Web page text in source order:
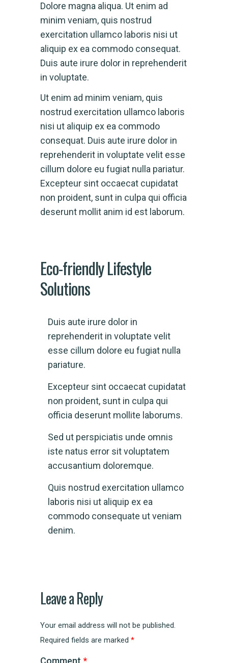
Dolore magna aliqua. Ut enim ad
minim veniam, quis nostrud
exercitation ullamco laboris nisi ut
aliquip ex ea commodo consequat.
Duis aute irure dolor in reprehenderit
in voluptate.
Ut enim ad minim veniam, quis
nostrud exercitation ullamco laboris
nisi ut aliquip ex ea commodo
consequat. Duis aute irure dolor in
reprehenderit in voluptate velit esse
cillum dolore eu fugiat nulla pariatur.
Excepteur sint occaecat cupidatat
non proident, sunt in culpa qui officia
deserunt mollit anim id est laborum.
Eco-friendly Lifestyle
Solutions
Duis aute irure dolor in
reprehenderit in voluptate velit
esse cillum dolore eu fugiat nulla
pariature.
Excepteur sint occaecat cupidatat
non proident, sunt in culpa qui
officia deserunt mollite laborums.
Sed ut perspiciatis unde omnis
iste natus error sit voluptatem
accusantium doloremque.
Quis nostrud exercitation ullamco
laboris nisi ut aliquip ex ea
commodo consequate ut veniam
denim.
Leave a Reply
Your email address will not be published.
Required fields are marked *
Comment *